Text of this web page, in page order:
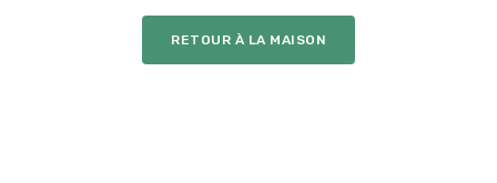
RETOUR À LA MAISON